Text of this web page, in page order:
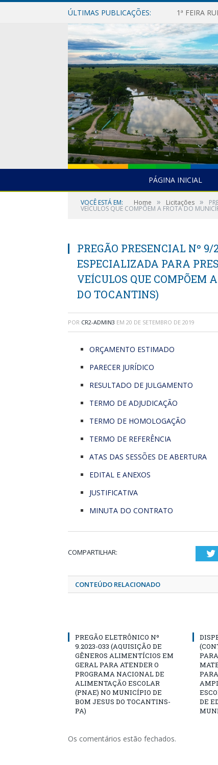
ÚLTIMAS PUBLICAÇÕES: 1ª FEIRA
PÁGINA INICIAL
VOCÊ ESTÁ EM: Home » Licitações »
VEÍCULOS QUE COMPÕEM A FROTA DO
PREGÃO PRESENCIAL Nº
ESPECIALIZADA PARA
VEÍCULOS QUE COMPÕEM
DO TOCANTINS)
POR CR2-ADMIN3 EM 20 DE SETEMBRO DE 2019
ORÇAMENTO ESTIMADO
PARECER JURÍDICO
RESULTADO DE JULGAMENTO
TERMO DE ADJUDICAÇÃO
TERMO DE HOMOLOGAÇÃO
TERMO DE REFERÊNCIA
ATAS DAS SESSÕES DE ABERTURA
EDITAL E ANEXOS
JUSTIFICATIVA
MINUTA DO CONTRATO
COMPARTILHAR:
CONTEÚDO RELACIONADO
PREGÃO ELETRÔNICO Nº
9.2023-033 (AQUISIÇÃO DE
GÊNEROS ALIMENTÍCIOS EM
GERAL PARA ATENDER O
PROGRAMA NACIONAL DE
ALIMENTAÇÃO ESCOLAR
(PNAE) NO MUNICÍPIO DE
BOM JESUS DO TOCANTINS-
PA)
DE
Os comentários estão fechados.